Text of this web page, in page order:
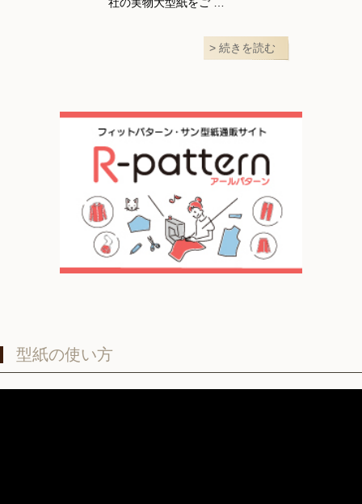
社の実物大型紙をご …
続きを読む
型紙の使い方